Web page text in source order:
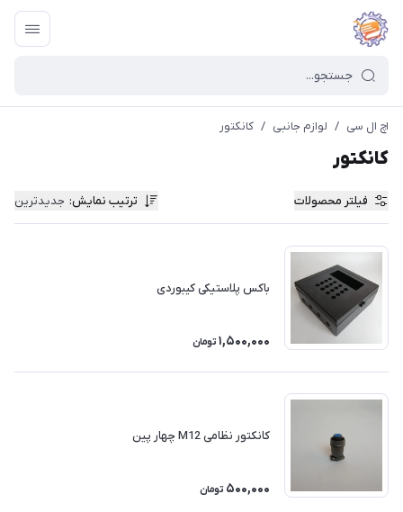
اچ ال سی / لوازم جانبی / کانکتور
کانکتور
فیلتر محصولات ترتیب نمایش: جدیدترین
باکس پلاستیکی کیبوردی
1,500,000 تومان
کانکتور نظامی M12 چهار پین
500,000 تومان